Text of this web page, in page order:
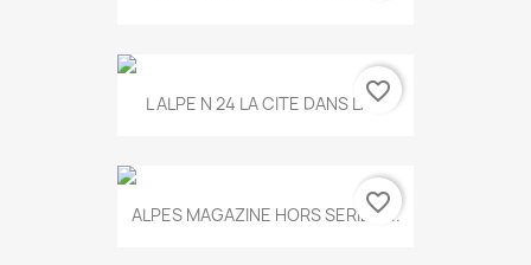
L ALPE N 24 LA CITE DANS LA...
favorite_border
ALPES MAGAZINE HORS SERIE N...
favorite_border